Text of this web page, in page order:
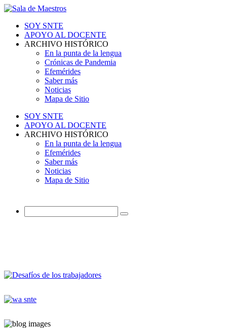
SOY SNTE
APOYO AL DOCENTE
ARCHIVO HISTÓRICO
En la punta de la lengua
Crónicas de Pandemia
Efemérides
Saber más
Noticias
Mapa de Sitio
SOY SNTE
APOYO AL DOCENTE
ARCHIVO HISTÓRICO
En la punta de la lengua
Efemérides
Saber más
Noticias
Mapa de Sitio